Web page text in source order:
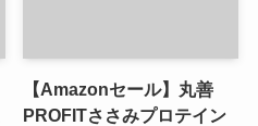
【Amazonセール】丸善
PROFITささみプロテイン